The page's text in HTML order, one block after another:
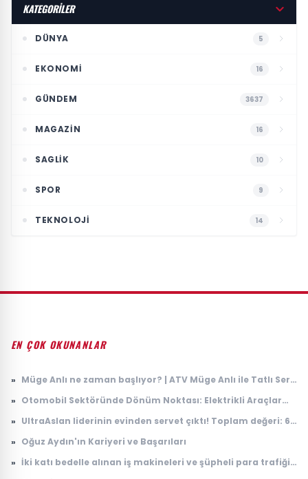
KATEGORİLER
DÜNYA 5
EKONOMI 16
GÜNDEM 3637
MAGAZIN 16
SAGLIK 10
SPOR 9
TEKNOLOJI 14
EN ÇOK OKUNANLAR
» Müge Anlı ne zaman başlıyor? | ATV Müge Anlı ile Tatlı Sert
tarihi
» Otomobil Sektöründe Dönüm Noktası: Elektrikli Araçlar
» UltraAslan liderinin evinden servet çıktı! Toplam değeri: 65
» Oğuz Aydın'ın Kariyeri ve Başarıları
» İki katı bedelle alınan iş makineleri ve şüpheli para trafiği